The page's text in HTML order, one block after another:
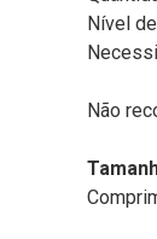
Nível
Não